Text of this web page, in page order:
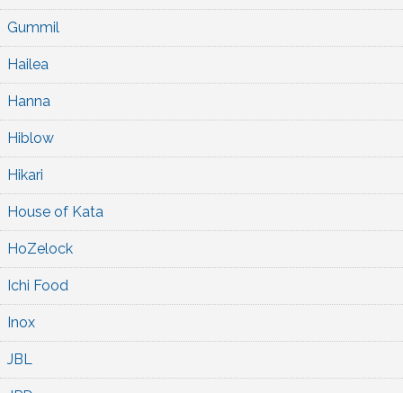
Gummil
Hailea
Hanna
Hiblow
Hikari
House of Kata
HoZelock
Ichi Food
Inox
JBL